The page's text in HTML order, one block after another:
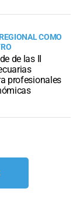
COMO
de las II
profesionales